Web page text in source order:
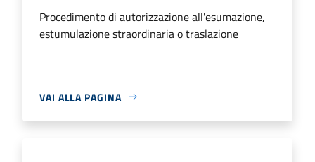
Procedimento di autorizzazione all'esumazione,
estumulazione straordinaria o traslazione
VAI ALLA PAGINA